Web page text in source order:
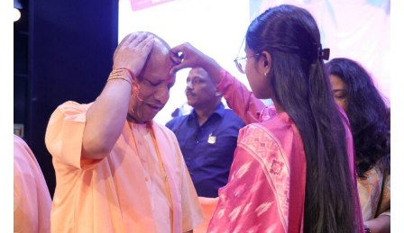
email